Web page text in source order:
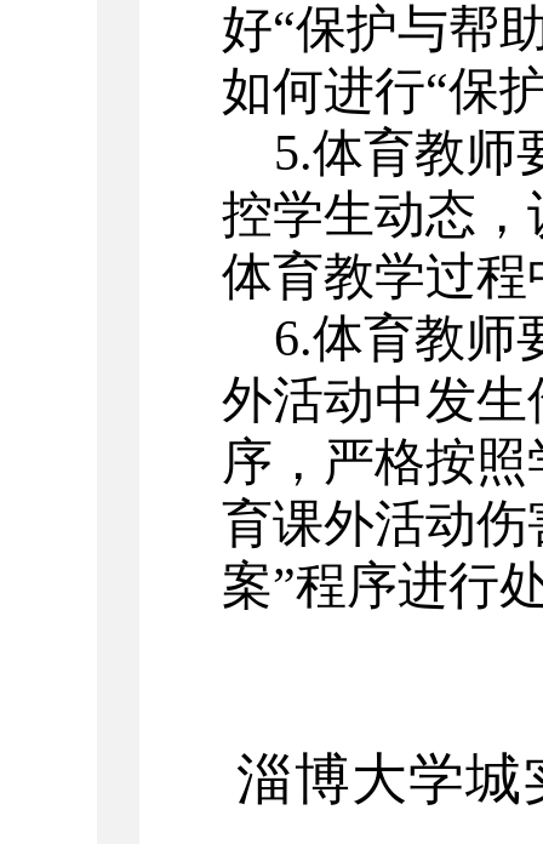
好“保护与帮
如何进行“保
5.体育教师
控学生动态
体育教学过
6.体育教师
外活动中发
序，严格按
育课外活动
案”程序进行
淄博大学城